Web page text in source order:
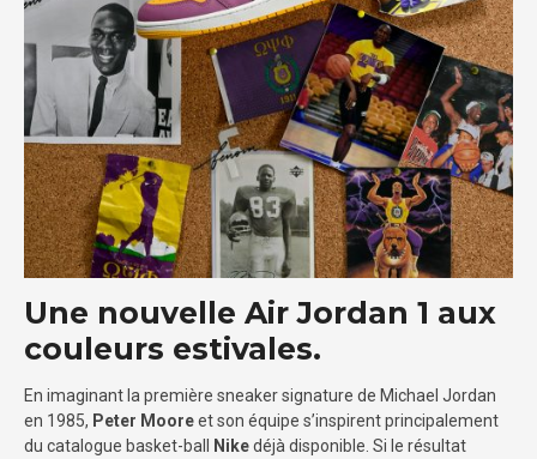
Une nouvelle Air Jordan 1 aux
couleurs estivales.
En imaginant la première sneaker signature de Michael Jordan
en 1985, Peter Mooreet son équipe s’inspirent principalement
du catalogue basket-ball
Nikedéjà disponible. Si le résultat